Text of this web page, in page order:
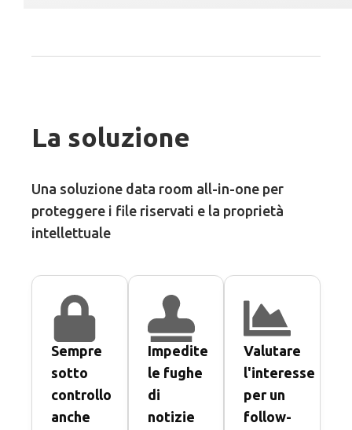
La soluzione
Una soluzione data room all-in-one per
proteggere i file riservati e la proprietà
intellettuale
Sempre
sotto
controllo
anche
Impedite
le fughe
di
notizie
Valutare
l'interesse
per un
follow-